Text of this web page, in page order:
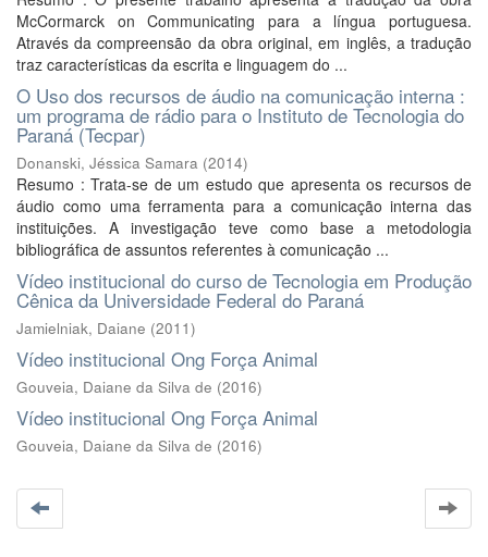
McCormarck on Communicating para a língua portuguesa.
Através da compreensão da obra original, em inglês, a tradução
traz características da escrita e linguagem do ...
O Uso dos recursos de áudio na comunicação interna :
um programa de rádio para o Instituto de Tecnologia do
Paraná (Tecpar)
Donanski, Jéssica Samara (2014)
Resumo : Trata-se de um estudo que apresenta os recursos de
áudio como uma ferramenta para a comunicação interna das
instituições. A investigação teve como base a metodologia
bibliográfica de assuntos referentes à comunicação ...
Vídeo institucional do curso de Tecnologia em Produção
Cênica da Universidade Federal do Paraná
Jamielniak, Daiane (2011)
Vídeo institucional Ong Força Animal
Gouveia, Daiane da Silva de (2016)
Vídeo institucional Ong Força Animal
Gouveia, Daiane da Silva de (2016)